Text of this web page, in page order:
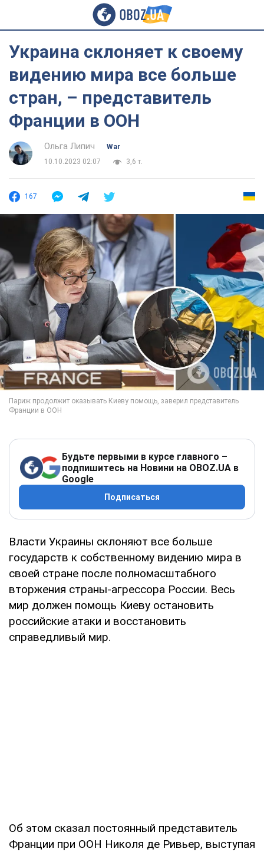
Украина склоняет к своему
видению мира все больше
стран, – представитель
Франции в ООН
Ольга Липич
War
10.10.2023 02:07
3,6 т.
167
Будьте первыми в курсе главного –
подпишитесь на Новини на OBOZ.UA в
Google
Подписаться
Власти Украины склоняют все больше
государств к собственному видению мира в
своей стране после полномасштабного
вторжения страны-агрессора России. Весь
мир должен помощь Киеву остановить
российские атаки и восстановить
справедливый мир.
Об этом сказал постоянный представитель
Франции при ООН Николя де Ривьер, выступая